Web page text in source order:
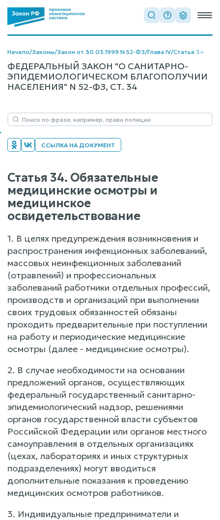
Начало/Законы/Закон от 30.03.1999 N 52-ФЗ/Глава IV/Статья 34
ФЕДЕРАЛЬНЫЙ ЗАКОН "О САНИТАРНО-
ЭПИДЕМИОЛОГИЧЕСКОМ БЛАГОПОЛУЧИИ
НАСЕЛЕНИЯ" N 52-ФЗ, СТ. 34
ССЫЛКА НА ДОКУМЕНТ
Статья 34. Обязательные
медицинские осмотры и
медицинское
освидетельствование
1. В целях предупреждения возникновения и
распространения инфекционных заболеваний,
массовых неинфекционных заболеваний
(отравлений) и профессиональных
заболеваний работники отдельных профессий,
производств и организаций при выполнении
своих трудовых обязанностей обязаны
проходить предварительные при поступлении
на работу и периодические медицинские
осмотры (далее - медицинские осмотры).
2. В случае необходимости на основании
предложений органов, осуществляющих
федеральный государственный санитарно-
эпидемиологический надзор, решениями
органов государственной власти субъектов
Российской Федерации или органов местного
самоуправления в отдельных организациях
(цехах, лабораториях и иных структурных
подразделениях) могут вводиться
дополнительные показания к проведению
медицинских осмотров работников.
3. Индивидуальные предприниматели и